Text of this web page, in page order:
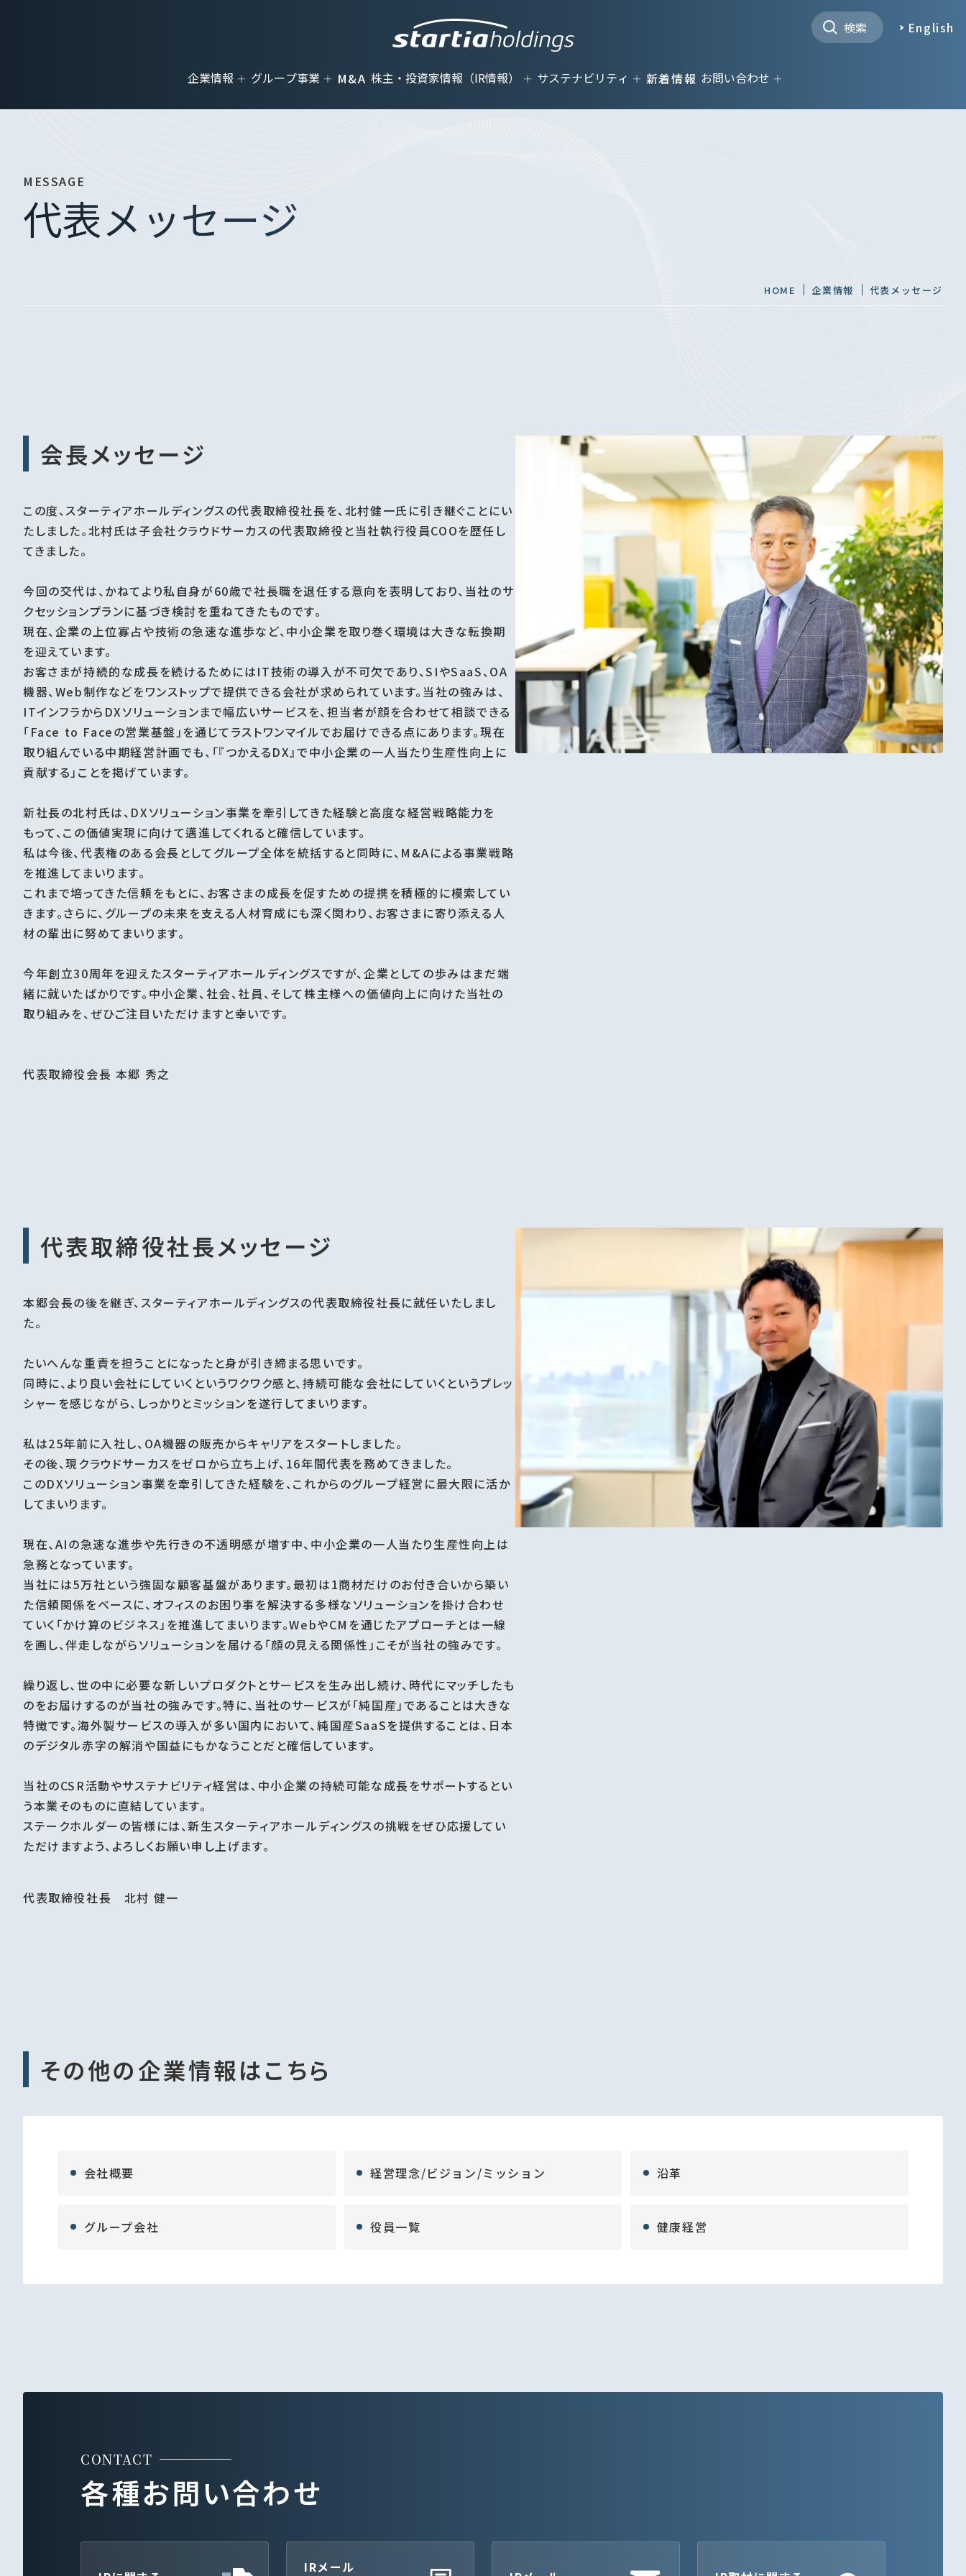
企業情報 グループ事業 M&A 株主・投資家情報（IR情報） サステナビリティ 新着情報 お問い合わせ
English
MESSAGE
代表メッセージ
HOME 企業情報 代表メッセージ
会長メッセージ
この度、スターティアホールディングスの代表取締役社長を、北村健一氏に引き継ぐことにい
たしました。北村氏は子会社クラウドサーカスの代表取締役と当社執行役員COOを歴任し
てきました。
今回の交代は、かねてより私自身が60歳で社長職を退任する意向を表明しており、当社のサ
クセッションプランに基づき検討を重ねてきたものです。
現在、企業の上位寡占や技術の急速な進歩など、中小企業を取り巻く環境は大きな転換期
を迎えています。
お客さまが持続的な成長を続けるためにはIT技術の導入が不可欠であり、SIやSaaS、OA
機器、Web制作などをワンストップで提供できる会社が求められています。当社の強みは、
ITインフラからDXソリューションまで幅広いサービスを、担当者が顔を合わせて相談できる
「Face to Faceの営業基盤」を通じてラストワンマイルでお届けできる点にあります。現在
取り組んでいる中期経営計画でも、「『つかえるDX』で中小企業の一人当たり生産性向上に
貢献する」ことを掲げています。
新社長の北村氏は、DXソリューション事業を牽引してきた経験と高度な経営戦略能力を
もって、この価値実現に向けて邁進してくれると確信しています。
私は今後、代表権のある会長としてグループ全体を統括すると同時に、M&Aによる事業戦略
を推進してまいります。
これまで培ってきた信頼をもとに、お客さまの成長を促すための提携を積極的に模索してい
きます。さらに、グループの未来を支える人材育成にも深く関わり、お客さまに寄り添える人
材の輩出に努めてまいります。
今年創立30周年を迎えたスターティアホールディングスですが、企業としての歩みはまだ端
緒に就いたばかりです。中小企業、社会、社員、そして株主様への価値向上に向けた当社の
取り組みを、ぜひご注目いただけますと幸いです。
代表取締役会長 本郷 秀之
代表取締役社長メッセージ
本郷会長の後を継ぎ、スターティアホールディングスの代表取締役社長に就任いたしまし
た。
たいへんな重責を担うことになったと身が引き締まる思いです。
同時に、より良い会社にしていくというワクワク感と、持続可能な会社にしていくというプレッ
シャーを感じながら、しっかりとミッションを遂行してまいります。
私は25年前に入社し、OA機器の販売からキャリアをスタートしました。
その後、現クラウドサーカスをゼロから立ち上げ、16年間代表を務めてきました。
このDXソリューション事業を牽引してきた経験を、これからのグループ経営に最大限に活か
してまいります。
現在、AIの急速な進歩や先行きの不透明感が増す中、中小企業の一人当たり生産性向上は
急務となっています。
当社には5万社という強固な顧客基盤があります。最初は1商材だけのお付き合いから築い
た信頼関係をベースに、オフィスのお困り事を解決する多様なソリューションを掛け合わせ
ていく「かけ算のビジネス」を推進してまいります。WebやCMを通じたアプローチとは一線
を画し、伴走しながらソリューションを届ける「顔の見える関係性」こそが当社の強みです。
繰り返し、世の中に必要な新しいプロダクトとサービスを生み出し続け、時代にマッチしたも
のをお届けするのが当社の強みです。特に、当社のサービスが「純国産」であることは大きな
特徴です。海外製サービスの導入が多い国内において、純国産SaaSを提供することは、日本
のデジタル赤字の解消や国益にもかなうことだと確信しています。
当社のCSR活動やサステナビリティ経営は、中小企業の持続可能な成長をサポートするとい
う本業そのものに直結しています。
ステークホルダーの皆様には、新生スターティアホールディングスの挑戦をぜひ応援してい
ただけますよう、よろしくお願い申し上げます。
代表取締役社長 北村 健一
その他の企業情報はこちら
会社概要 経営理念/ビジョン/ミッション 沿革
グループ会社 役員一覧 健康経営
CONTACT
各種お問い合わせ
IRメール